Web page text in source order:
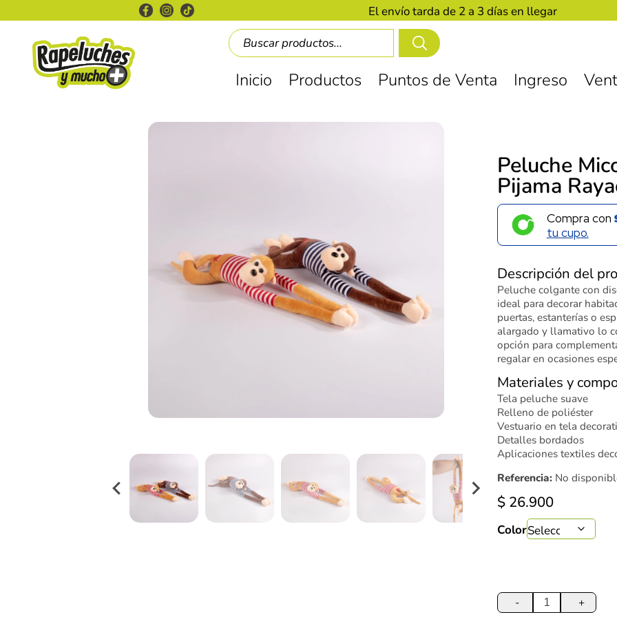
El envío tarda de 2 a 3 días en llegar
Inicio Productos Puntos de Venta Ingreso
Peluche
Pijama
Compra con
tu cupo.
Descripción del
Peluche colgante con
ideal para decorar
puertas, estanterías o
alargado y llamativo lo
opción para
regalar en ocasiones
Materiales y
Tela peluche suave
Relleno de poliéster
Vestuario en tela
Detalles bordados
Aplicaciones textiles
Referencia: No
$ 26.900
Color
-
Mico
+